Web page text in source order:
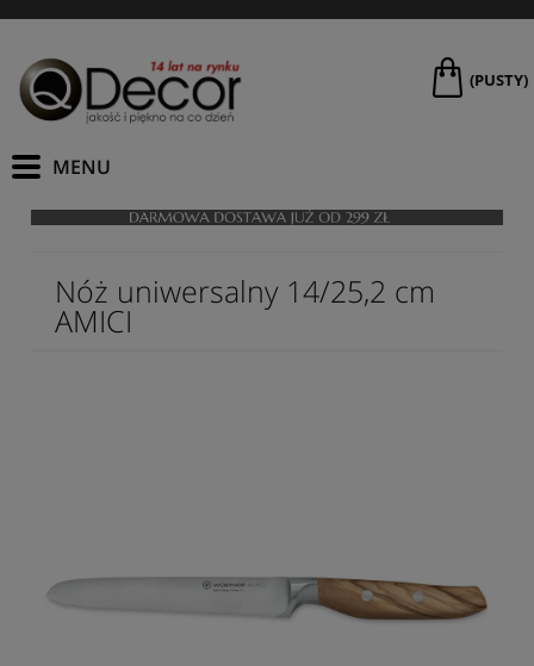
(PUSTY)
Nóż uniwersalny 14/25,2 cm
AMICI